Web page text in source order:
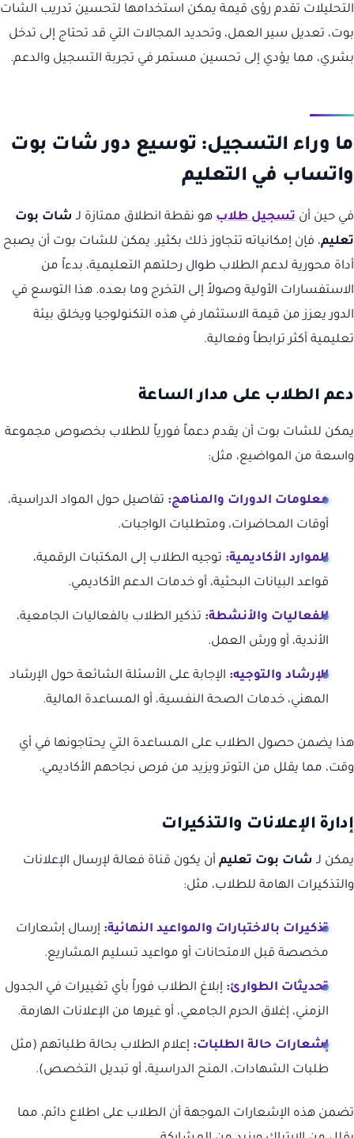
التحليلات تقدم رؤى قيمة يمكن استخدامها لتحسين تدريب الشات
بوت، تعديل سير العمل، وتحديد المجالات التي قد تحتاج إلى تدخل
بشري، مما يؤدي إلى تحسين مستمر في تجربة التسجيل والدعم.
ما وراء التسجيل: توسيع دور شات بوت
واتساب في التعليم
في حين أن تسجيل طلاب هو نقطة انطلاق ممتازة لـ شات بوت
تعليم، فإن إمكانياته تتجاوز ذلك بكثير. يمكن للشات بوت أن يصبح
أداة محورية لدعم الطلاب طوال رحلتهم التعليمية، بدءاً من
الاستفسارات الأولية وصولاً إلى التخرج وما بعده. هذا التوسع في
الدور يعزز من قيمة الاستثمار في هذه التكنولوجيا ويخلق بيئة
تعليمية أكثر ترابطاً وفعالية.
دعم الطلاب على مدار الساعة
يمكن للشات بوت أن يقدم دعماً فورياً للطلاب بخصوص مجموعة
واسعة من المواضيع، مثل:
معلومات الدورات والمناهج: تفاصيل حول المواد الدراسية،
أوقات المحاضرات، ومتطلبات الواجبات.
الموارد الأكاديمية: توجيه الطلاب إلى المكتبات الرقمية،
قواعد البيانات البحثية، أو خدمات الدعم الأكاديمي.
الفعاليات والأنشطة: تذكير الطلاب بالفعاليات الجامعية،
الأندية، أو ورش العمل.
الإرشاد والتوجيه: الإجابة على الأسئلة الشائعة حول الإرشاد
المهني، خدمات الصحة النفسية، أو المساعدة المالية.
هذا يضمن حصول الطلاب على المساعدة التي يحتاجونها في أي
وقت، مما يقلل من التوتر ويزيد من فرص نجاحهم الأكاديمي.
إدارة الإعلانات والتذكيرات
يمكن لـ شات بوت تعليم أن يكون قناة فعالة لإرسال الإعلانات
والتذكيرات الهامة للطلاب، مثل:
تذكيرات بالاختبارات والمواعيد النهائية: إرسال إشعارات
مخصصة قبل الامتحانات أو مواعيد تسليم المشاريع.
تحديثات الطوارئ: إبلاغ الطلاب فوراً بأي تغييرات في الجدول
الزمني، إغلاق الحرم الجامعي، أو غيرها من الإعلانات الهارمة.
إشعارات حالة الطلبات: إعلام الطلاب بحالة طلباتهم (مثل
طلبات الشهادات، المنح الدراسية، أو تبديل التخصص).
تضمن هذه الإشعارات الموجهة أن الطلاب على اطلاع دائم، مما